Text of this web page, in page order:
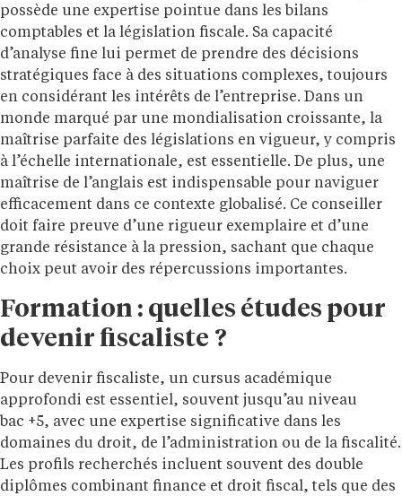
possède une expertise pointue dans les bilans
comptables et la législation fiscale. Sa capacité
d’analyse fine lui permet de prendre des décisions
stratégiques face à des situations complexes, toujours
en considérant les intérêts de l’entreprise. Dans un
monde marqué par une mondialisation croissante, la
maîtrise parfaite des législations en vigueur, y compris
à l’échelle internationale, est essentielle. De plus, une
maîtrise de l’anglais est indispensable pour naviguer
efficacement dans ce contexte globalisé. Ce conseiller
doit faire preuve d’une rigueur exemplaire et d’une
grande résistance à la pression, sachant que chaque
choix peut avoir des répercussions importantes.
Formation : quelles études pour
devenir fiscaliste ?
Pour devenir fiscaliste, un cursus académique
approfondi est essentiel, souvent jusqu’au niveau
bac +5, avec une expertise significative dans les
domaines du droit, de l’administration ou de la fiscalité.
Les profils recherchés incluent souvent des double
diplômes combinant finance et droit fiscal, tels que des